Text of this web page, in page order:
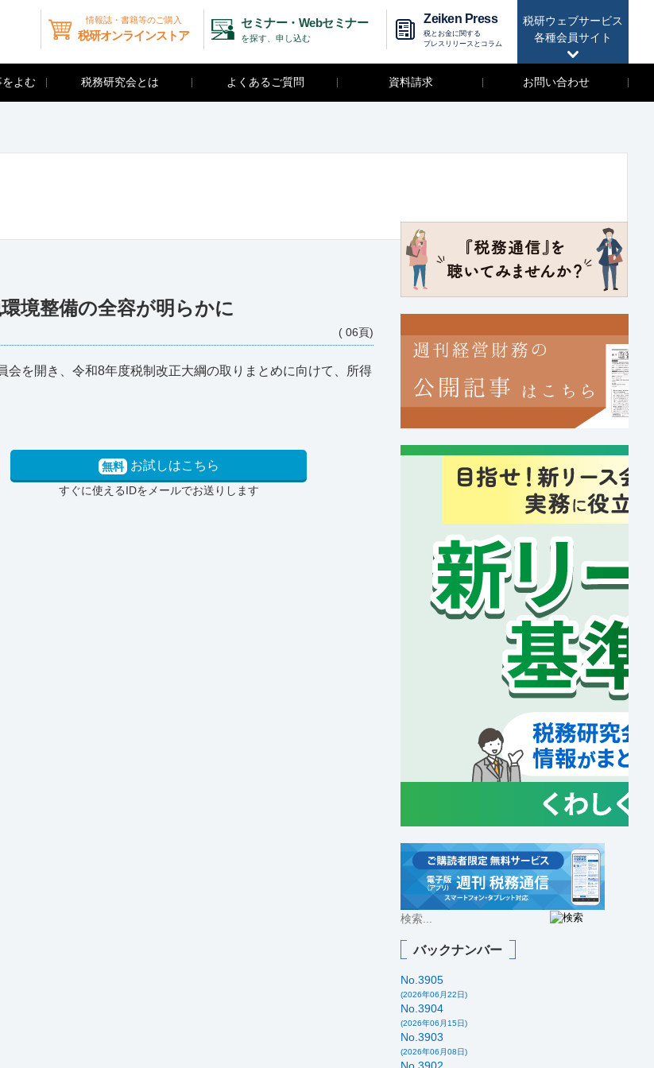
税研ウェブサービス
各種会員サイト
情報誌・書籍等のご購入
税研オンラインストア
セミナー・Webセミナー
を探す、申し込む
Zeiken Press
税とお金に関する
プレスリリースとコラム
よむ 税務研究会とは よくあるご質問 資料請求 お問い合わせ
境整備の全容が明らかに
( 06頁)
を開き、令和8年度税制改正大綱の取りまとめに向けて、所得
無料 お試しはこちら
すぐに使えるIDをメールでお送りします
バックナンバー
No.3905
(2026年06月22日)
No.3904
(2026年06月15日)
No.3903
(2026年06月08日)